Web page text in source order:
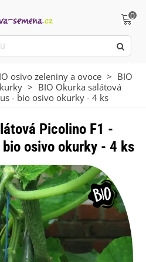
0
osivo zeleniny a ovoce > BIO
> BIO Okurka salátová
- bio osivo okurky - 4 ks
Picolino F1 -
osivo okurky - 4 ks